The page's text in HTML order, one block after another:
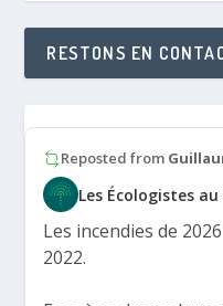
RESTONS EN
Reposted from
Les Écologistes
Les incendies de
2022.